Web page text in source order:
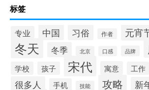
标签
专业 中国 习俗 作者 元宵
冬天 冬季 北京 口感 品牌
学校 孩子 宋代 寓意 工作
很多人 手机 技能 攻略 新